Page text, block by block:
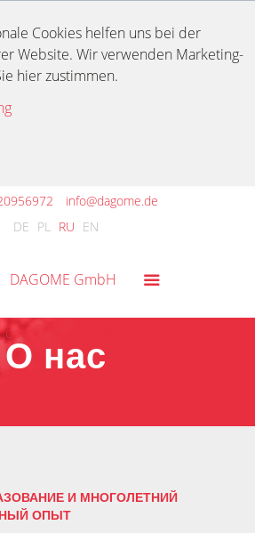
Cookies helfen uns bei der
Website. Wir verwenden Marketing-
hier zustimmen.
info@dagome.de
DE PL RU EN
О нас
И МНОГОЛЕТНИЙ
ОПЫТ